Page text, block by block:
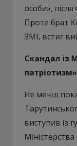
особи»,
Проте брат
ЗМІ, встиг
Скандал із
Не менш
виступив із